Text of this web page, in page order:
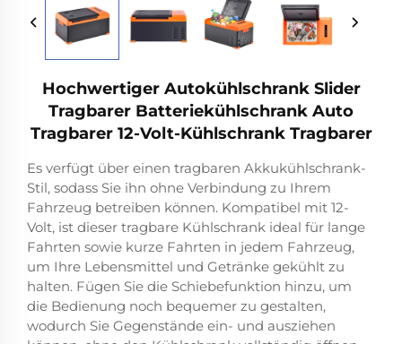
Hochwertiger Autokühlschrank Slider
Tragbarer Batteriekühlschrank Auto
Tragbarer 12-Volt-Kühlschrank Tragbarer
Es verfügt über einen tragbaren Akkukühlschrank-
Stil, sodass Sie ihn ohne Verbindung zu Ihrem
Fahrzeug betreiben können. Kompatibel mit 12-
Volt, ist dieser tragbare Kühlschrank ideal für lange
Fahrten sowie kurze Fahrten in jedem Fahrzeug,
um Ihre Lebensmittel und Getränke gekühlt zu
halten. Fügen Sie die Schiebefunktion hinzu, um
die Bedienung noch bequemer zu gestalten,
wodurch Sie Gegenstände ein- und ausziehen